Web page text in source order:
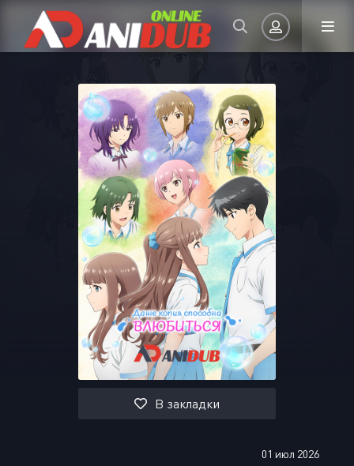
Авторизация
Запомнить
ВОЙТИ НА САЙТ
Регистрация Восстановить пароль
Или войти через
В закладки
01 июл 2026